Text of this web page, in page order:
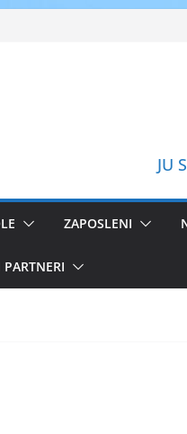
JU
ZAPOSLENI
PARTNERI